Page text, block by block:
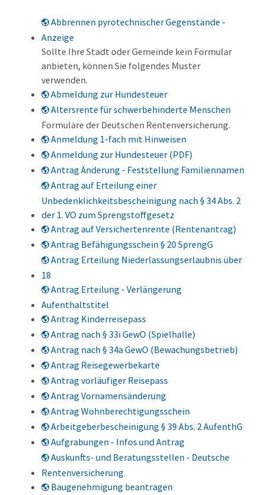
Abbrennen pyrotechnischer Gegenstände -
Anzeige
Sollte Ihre Stadt oder Gemeinde kein Formular
anbieten, können Sie folgendes Muster
verwenden.
Abmeldung zur Hundesteuer
Altersrente für schwerbehinderte Menschen
Formulare der Deutschen Rentenversicherung.
Anmeldung 1-fach mit Hinweisen
Anmeldung zur Hundesteuer (PDF)
Antrag Änderung - Feststellung Familiennamen
Antrag auf Erteilung einer
Unbedenklichkeitsbescheinigung nach § 34 Abs. 2
der 1. VO zum Sprengstoffgesetz
Antrag auf Versichertenrente (Rentenantrag)
Antrag Befähigungsschein § 20 SprengG
Antrag Erteilung Niederlassungserlaubnis über
18
Antrag Erteilung - Verlängerung
Aufenthaltstitel
Antrag Kinderreisepass
Antrag nach § 33i GewO (Spielhalle)
Antrag nach § 34a GewO (Bewachungsbetrieb)
Antrag Reisegewerbekarte
Antrag vorläufiger Reisepass
Antrag Vornamensänderung
Antrag Wohnberechtigungsschein
Arbeitgeberbescheinigung § 39 Abs. 2 AufenthG
Aufgrabungen - Infos und Antrag
Auskunfts- und Beratungsstellen - Deutsche
Rentenversicherung
Baugenehmigung beantragen